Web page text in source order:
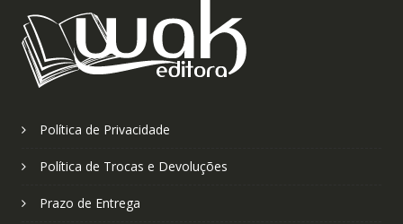
Política de Privacidade
Política de Trocas e Devoluções
Prazo de Entrega